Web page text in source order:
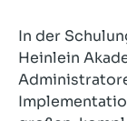
In der
Heinlein